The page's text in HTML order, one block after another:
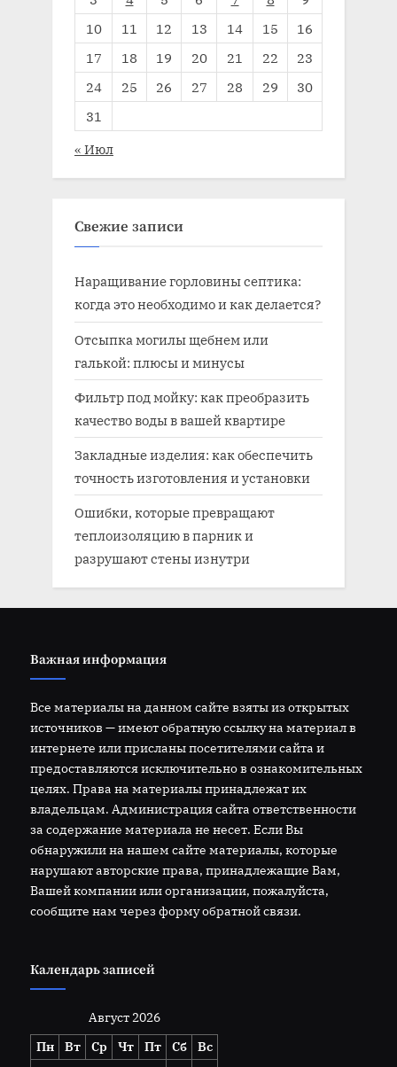
10
11 12 13 14 15
16
17
18 19 20 21 22
23
24
25 26 27 28 29
30
31
« Июл
Свежие записи
Наращивание горловины септика:
когда это необходимо и как делается?
Отсыпка могилы щебнем или
галькой: плюсы и минусы
Фильтр под мойку: как преобразить
качество воды в вашей квартире
Закладные изделия: как обеспечить
точность изготовления и установки
Ошибки, которые превращают
теплоизоляцию в парник и
разрушают стены изнутри
Важная информация
Все материалы на данном сайте взяты из открытых
источников — имеют обратную ссылку на материал в
интернете или присланы посетителями сайта и
предоставляются исключительно в ознакомительных
целях. Права на материалы принадлежат их
владельцам. Администрация сайта ответственности
за содержание материала не несет. Если Вы
обнаружили на нашем сайте материалы, которые
нарушают авторские права, принадлежащие Вам,
Вашей компании или организации, пожалуйста,
сообщите нам через форму обратной связи.
Календарь записей
Август 2026
Пн
Вт Ср Чт Пт Сб
Вс